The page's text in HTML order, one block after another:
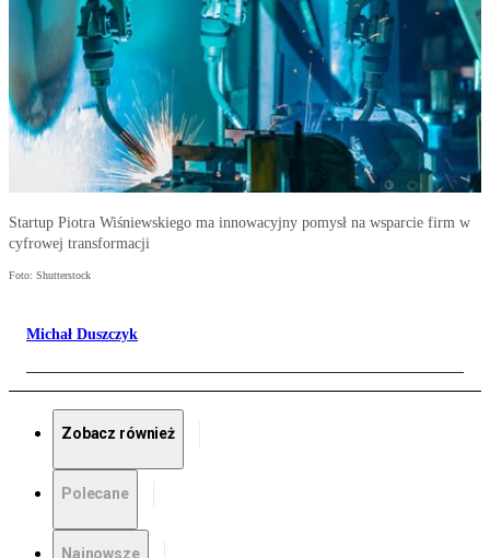
Startup Piotra Wiśniewskiego ma innowacyjny pomysł na wsparcie firm w
cyfrowej transformacji
Foto: Shutterstock
Michał Duszczyk
Zobacz również
Polecane
Najnowsze